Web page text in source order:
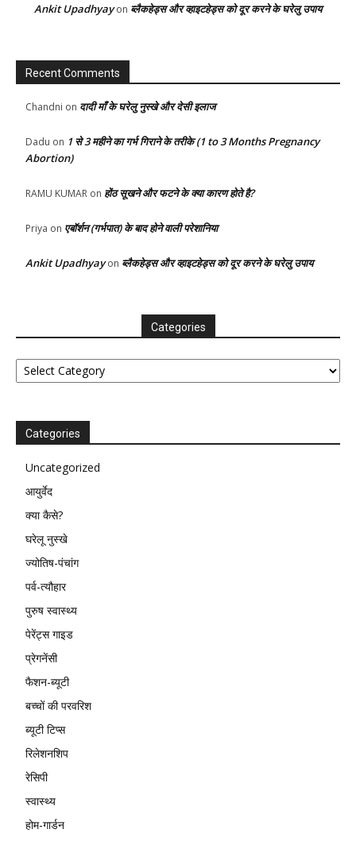
Ankit Upadhyayon ब्लैकहेड्स और व्हाइटहेड्स को दूर करने के घरेलु उपाय
Recent Comments
Chandni on दादी माँ के घरेलु नुस्खे और देसी इलाज
Dadu on 1 से 3 महीने का गर्भ गिराने के तरीके (1 to 3 Months Pregnancy
Abortion)
RAMU KUMAR on होंठ सूखने और फटने के क्या कारण होते है?
Priya on एबॉर्शन (गर्भपात) के बाद होने वाली परेशानिया
Ankit Upadhyayon ब्लैकहेड्स और व्हाइटहेड्स को दूर करने के घरेलु उपाय
Categories
Categories
Categories
Uncategorized
आयुर्वेद
क्या कैसे?
घरेलू नुस्खे
ज्योतिष-पंचांग
पर्व-त्यौहार
पुरुष स्वास्थ्य
पेरेंट्स गाइड
प्रेगनेंसी
फैशन-ब्यूटी
बच्चों की परवरिश
ब्यूटी टिप्स
रिलेशनशिप
रेसिपी
स्वास्थ्य
होम-गार्डन